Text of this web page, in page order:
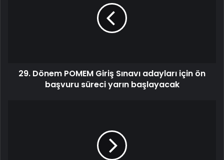
29. Dönem POMEM Giriş Sınavı adayları için ön
başvuru süreci yarın başlayacak